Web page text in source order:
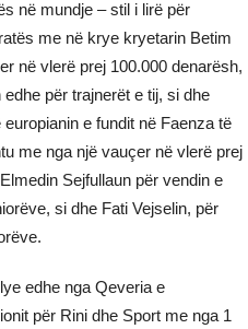
në mundje – stil i lirë për
me në krye kryetarin Betim
në vlerë prej 100.000 denarësh,
për trajnerët e tij, si dhe
e fundit në Faenza të
me nga një vauçer në vlerë prej
Sejfullaun për vendin e
si dhe Fati Vejselin, për
edhe nga Qeveria e
për Rini dhe Sport me nga 1